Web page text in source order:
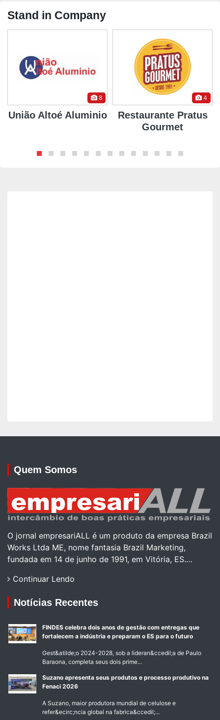
Stand in Company
8
União Altoé Aluminio
4
Restaurante Pratus
Gourmet
Quem Somos
O jornal empresariALL é um produto da empresa Brazil
Works Ltda ME, nome fantasia Brazil Marketing,
fundada em 14 de junho de 1991, em Vitória, ES.…
Continuar Lendo
Notícias Recentes
FINDES celebra dois anos de gestão com entregas que
fortalecem a indústria e preparam o ES para o futuro
Gest&atilde;o 2024-2028, sob a lideran&ccedil;a de Paulo
Baraona, completa seus dois prime...
Suzano apresenta seus produtos e processo produtivo na
Fenaci 2026
A Suzano, maior produtora mundial de celulose e
refer&ecirc;ncia global na fabrica&ccedil;...